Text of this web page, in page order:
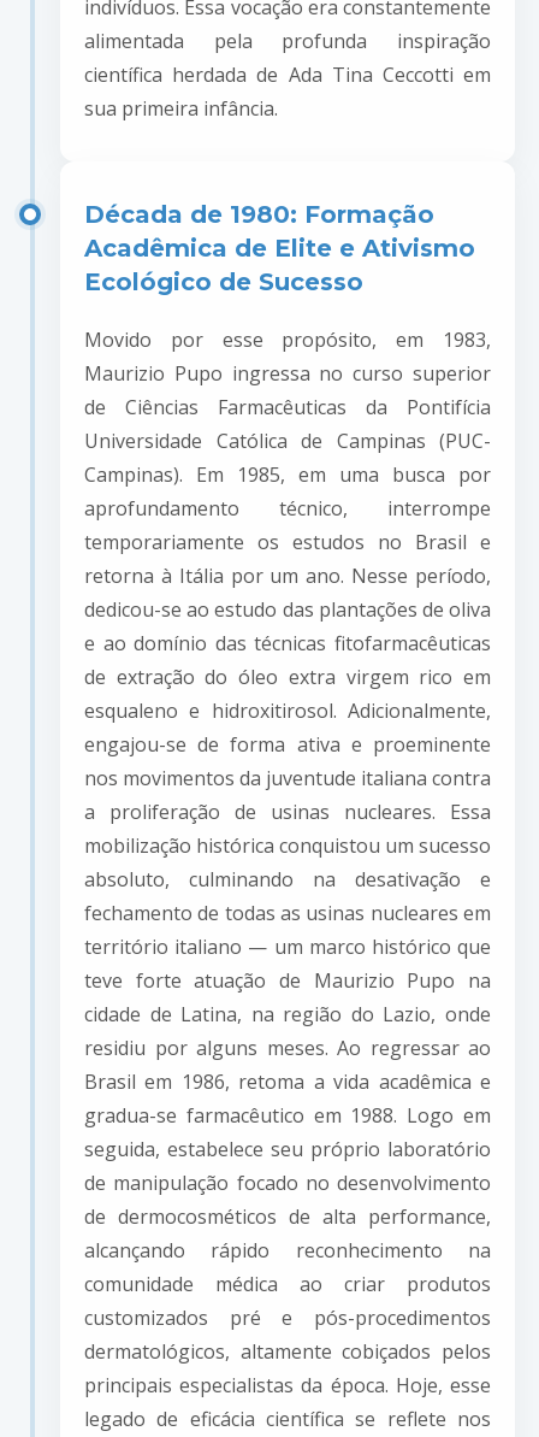
indivíduos. Essa vocação era constantemente
alimentada pela profunda inspiração
científica herdada de Ada Tina Ceccotti em
sua primeira infância.
Década de 1980: Formação
Acadêmica de Elite e Ativismo
Ecológico de Sucesso
Movido por esse propósito, em 1983,
Maurizio Pupo ingressa no curso superior
de Ciências Farmacêuticas da Pontifícia
Universidade Católica de Campinas (PUC-
Campinas). Em 1985, em uma busca por
aprofundamento técnico, interrompe
temporariamente os estudos no Brasil e
retorna à Itália por um ano. Nesse período,
dedicou-se ao estudo das plantações de oliva
e ao domínio das técnicas fitofarmacêuticas
de extração do óleo extra virgem rico em
esqualeno e hidroxitirosol. Adicionalmente,
engajou-se de forma ativa e proeminente
nos movimentos da juventude italiana contra
a proliferação de usinas nucleares. Essa
mobilização histórica conquistou um sucesso
absoluto, culminando na desativação e
fechamento de todas as usinas nucleares em
território italiano — um marco histórico que
teve forte atuação de Maurizio Pupo na
cidade de Latina, na região do Lazio, onde
residiu por alguns meses. Ao regressar ao
Brasil em 1986, retoma a vida acadêmica e
gradua-se farmacêutico em 1988. Logo em
seguida, estabelece seu próprio laboratório
de manipulação focado no desenvolvimento
de dermocosméticos de alta performance,
alcançando rápido reconhecimento na
comunidade médica ao criar produtos
customizados pré e pós-procedimentos
dermatológicos, altamente cobiçados pelos
principais especialistas da época. Hoje, esse
legado de eficácia científica se reflete nos